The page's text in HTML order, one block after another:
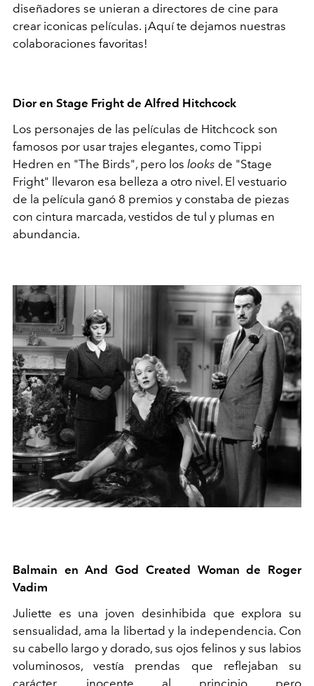
diseñadores se unieran a directores de cine para
crear iconicas películas. ¡Aquí te dejamos nuestras
colaboraciones favoritas!
Dior en Stage Fright de Alfred Hitchcock
Los personajes de las películas de Hitchcock son
famosos por usar trajes elegantes, como Tippi
Hedren en "The Birds", pero los looks de "Stage
Fright" llevaron esa belleza a otro nivel. El vestuario
de la película ganó 8 premios y constaba de piezas
con cintura marcada, vestidos de tul y plumas en
abundancia.
Balmain en And God Created Woman de Roger
Vadim
Juliette es una joven desinhibida que explora su
sensualidad, ama la libertad y la independencia. Con
su cabello largo y dorado, sus ojos felinos y sus labios
voluminosos, vestía prendas que reflejaban su